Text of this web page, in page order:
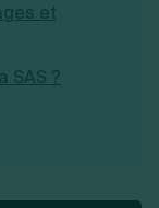
et
SAS ?